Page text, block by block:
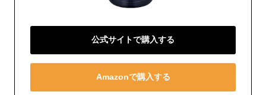
公式サイトで購入する
Amazonで購入する